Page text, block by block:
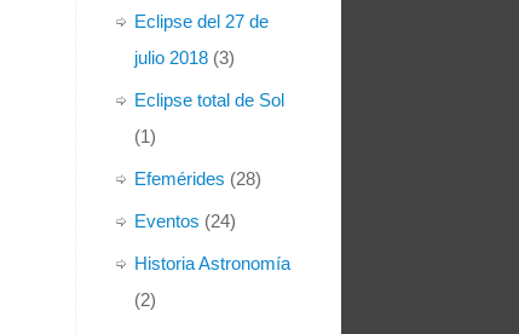
Eclipse del 27 de
julio 2018 (3)
Eclipse total de Sol
(1)
Efemérides (28)
Eventos (24)
Historia Astronomía
(2)